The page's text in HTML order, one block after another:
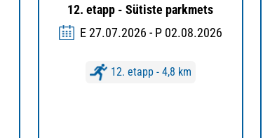
12. etapp - Sütiste parkmets
E 27.07.2026 - P 02.08.2026
12. etapp - 4,8 km